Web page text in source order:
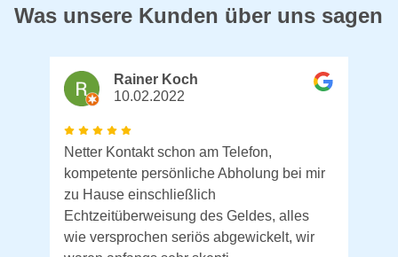
Was unsere Kunden über uns sagen
Rainer Koch
10.02.2022
Netter Kontakt schon am Telefon,
kompetente persönliche Abholung bei mir
zu Hause einschließlich
Echtzeitüberweisung des Geldes, alles
wie versprochen seriös abgewickelt, wir